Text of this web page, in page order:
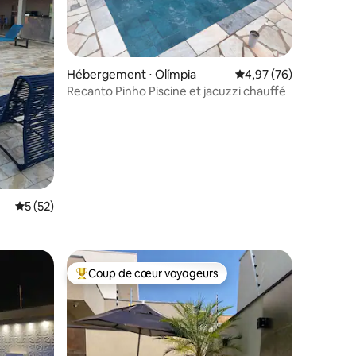
: 4,95 sur 5
Évaluation moyenne sur la base de 52 commentaires : 5 sur 5
5 (52)
Hébergement ⋅ Olímpia Évaluation moyenne
4,97 (76)
Recanto Pinho Piscine et jacuzzi chauffé
appréciés Coups de cœur voyageurs les plus appréciés
Coup de cœur voyageurs